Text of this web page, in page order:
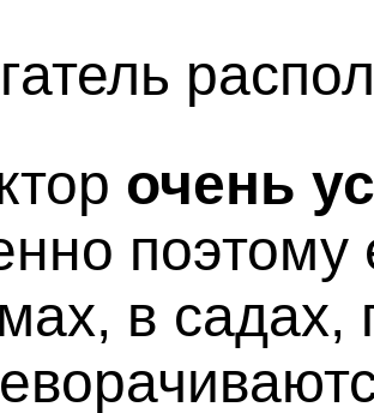
очень
поэтому
в садах,